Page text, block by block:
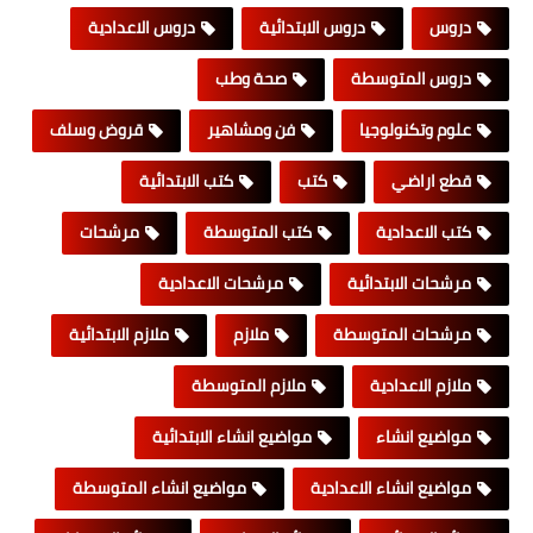
دروس دروس الابتدائية
دروس الاعدادية
دروس المتوسطة
صحة وطب
علوم وتكنولوجيا
فن ومشاهير
قروض وسلف
قطع اراضي
كتب
كتب الابتدائية
كتب الاعدادية
كتب المتوسطة
مرشحات
مرشحات الابتدائية
مرشحات الاعدادية
مرشحات المتوسطة
ملازم
ملازم الابتدائية
ملازم الاعدادية
ملازم المتوسطة
مواضيع انشاء
مواضيع انشاء الابتدائية
مواضيع انشاء الاعدادية
مواضيع انشاء المتوسطة